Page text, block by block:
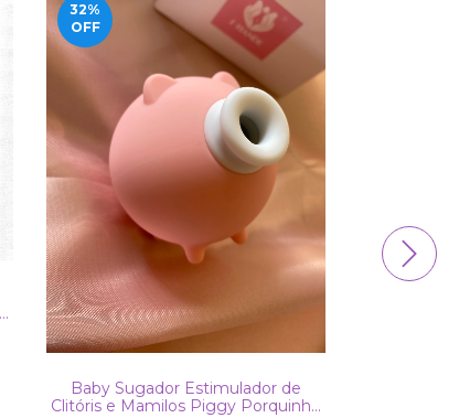
32%
OFF
Baby Sugador Estimulador de
Clitóris e Mamilos Piggy Porquinho